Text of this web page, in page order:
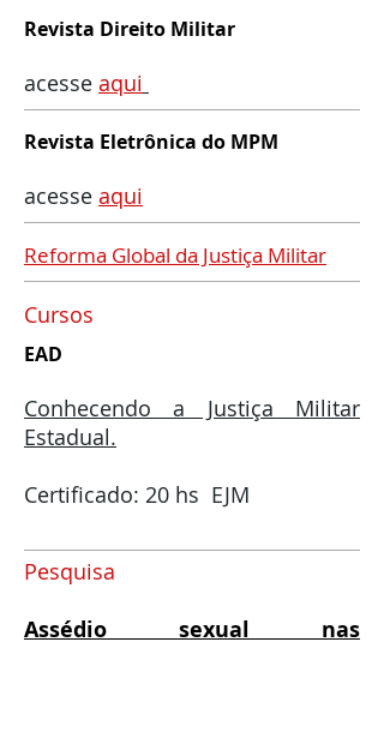
Revista Direito Militar
acesse aqui
Revista Eletrônica do MPM
acesse aqui
Reforma Global da Justiça Militar
Cursos
EAD
Conhecendo a Justiça Militar
Estadual.
Certificado: 20 hs EJM
Pesquisa
Assédio sexual nas